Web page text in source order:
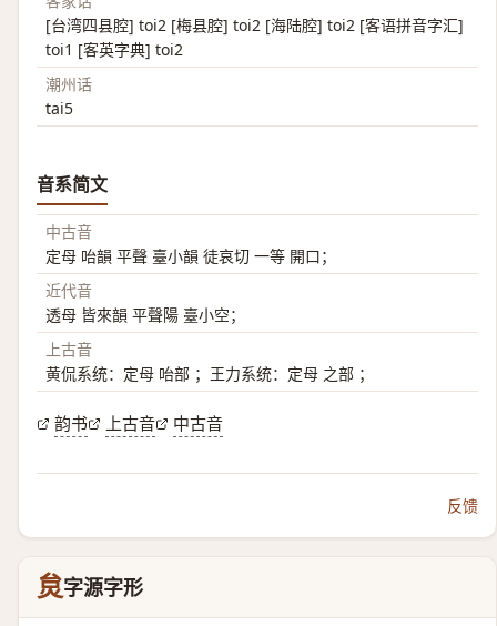
[台湾四县腔] toi2 [梅县腔] toi2 [海陆腔] toi2 [客语拼音字汇]
toi1 [客英字典] toi2
潮州话
tai5
音系简文
中古音
定母 咍韻 平聲 臺小韻 徒哀切 一等 開口；
近代音
透母 皆來韻 平聲陽 臺小空；
上古音
黄侃系统：定母 咍部 ；王力系统：定母 之部 ；
韵书 上古音 中古音
反馈
炱字源字形